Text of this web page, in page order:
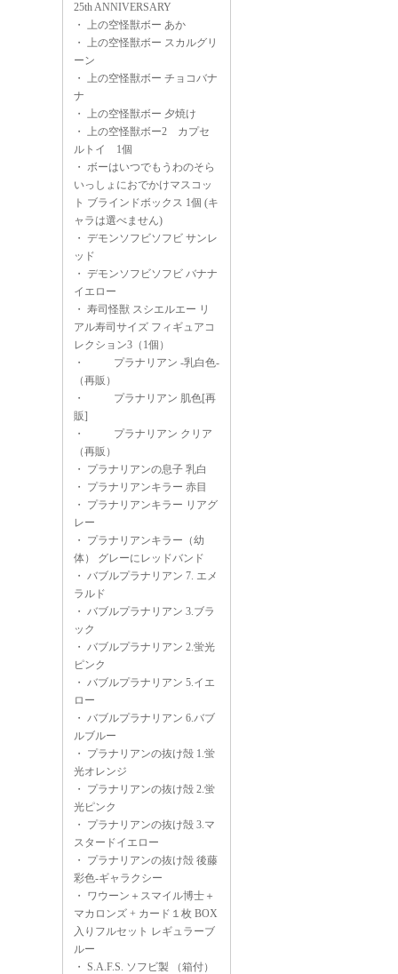
25th ANNIVERSARY
・ 上の空怪獣ボー あか
・ 上の空怪獣ボー スカルグリ
ーン
・ 上の空怪獣ボー チョコバナ
ナ
・ 上の空怪獣ボー 夕焼け
・ 上の空怪獣ボー2 カプセ
ルトイ 1個
・ ボーはいつでもうわのそら
いっしょにおでかけマスコッ
ト ブラインドボックス 1個 (キ
ャラは選べません)
・ デモンソフビソフビ サンレ
ッド
・ デモンソフビソフビ バナナ
イエロー
・ 寿司怪獣 スシエルエー リ
アル寿司サイズ フィギュアコ
レクション3（1個）
・
プラナリアン -乳白色-
（再販）
・
プラナリアン 肌色[再
販]
・
プラナリアン クリア
（再販）
・ プラナリアンの息子 乳白
・ プラナリアンキラー 赤目
・ プラナリアンキラー リアグ
レー
・ プラナリアンキラー（幼
体） グレーにレッドバンド
・ バブルプラナリアン 7. エメ
ラルド
・ バブルプラナリアン 3.ブラ
ック
・ バブルプラナリアン 2.蛍光
ピンク
・ バブルプラナリアン 5.イエ
ロー
・ バブルプラナリアン 6.バブ
ルブルー
・ プラナリアンの抜け殻 1.蛍
光オレンジ
・ プラナリアンの抜け殻 2.蛍
光ピンク
・ プラナリアンの抜け殻 3.マ
スタードイエロー
・ プラナリアンの抜け殻 後藤
彩色-ギャラクシー
・ ワウーン＋スマイル博士＋
マカロンズ + カード１枚 BOX
入りフルセット レギュラーブ
ルー
・ S.A.F.S. ソフビ製 （箱付）